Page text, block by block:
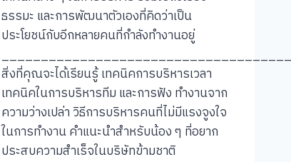
ธรรมะ และการพัฒนาตัวเองที่คิดว่าเป็น
ประโยชน์กับอีกหลายคนที่กำลังทำงานอยู่
สิ่งที่คุณจะได้เรียนรู้ เทคนิคการบริหารเวลา
เทคนิคในการบริหารทีม และการฟัง ทำงานจาก
ความว่างเปล่า วิธีการบริหารคนที่ไม่มีแรงจูงใจ
ในการทำงาน คำแนะนำสำหรับน้อง ๆ ที่อยาก
ประสบความสำเร็จในบริษัทข้ามชาติ